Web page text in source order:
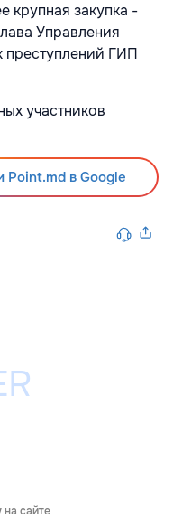
крупная закупка -
Управления
преступлений ГИП
участников
Point.md в Google
на сайте